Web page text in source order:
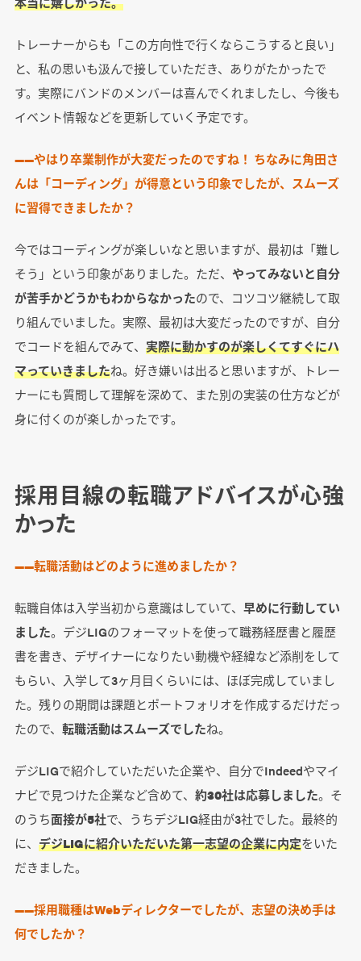
トレーナーからも「この方向性で行くならこうすると良い」
と、私の思いも汲んで接していただき、ありがたかったで
す。実際にバンドのメンバーは喜んでくれましたし、今後も
イベント情報などを更新していく予定です。
――やはり卒業制作が大変だったのですね！ ちなみに角田さ
んは「コーディング」が得意という印象でしたが、スムーズ
に習得できましたか？
今ではコーディングが楽しいなと思いますが、最初は「難し
そう」という印象がありました。ただ、 やってみないと自分
が苦手かどうかもわからなかったので、コツコツ継続して取
り組んでいました。実際、最初は大変だったのですが、自分
でコードを組んでみて、 実際に動かすのが楽しくてすぐにハ
マっていきましたね。好き嫌いは出ると思いますが、トレー
ナーにも質問して理解を深めて、また別の実装の仕方などが
身に付くのが楽しかったです。
採用目線の転職アドバイスが心強
かった
――転職活動はどのように進めましたか？
転職自体は入学当初から意識はしていて、 早めに行動してい
ました。デジLIGのフォーマットを使って職務経歴書と履歴
書を書き、デザイナーになりたい動機や経緯など添削をして
もらい、入学して3ヶ月目くらいには、ほぼ完成していまし
た。残りの期間は課題とポートフォリオを作成するだけだっ
たので、 転職活動はスムーズでしたね。
デジLIGで紹介していただいた企業や、自分でIndeedやマイ
ナビで見つけた企業など含めて、 約30社は応募しました。そ
のうち面接が5社で、うちデジLIG経由が3社でした。最終的
に、 デジLIGに紹介いただいた第一志望の企業に内定をいた
だきました。
――採用職種はWebディレクターでしたが、志望の決め手は
何でしたか？